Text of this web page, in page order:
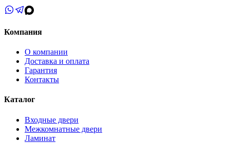
Компания
О компании
Доставка и оплата
Гарантия
Контакты
Каталог
Входные двери
Межкомнатные двери
Ламинат